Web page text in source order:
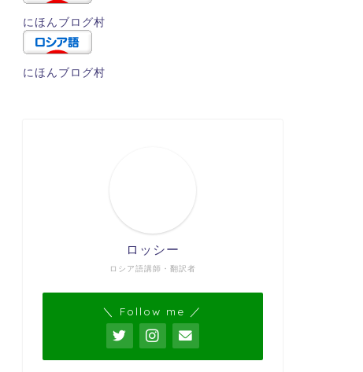
にほんブログ村
にほんブログ村
ロシア語講師・翻訳者
ロッシー
＼ Follow me ／